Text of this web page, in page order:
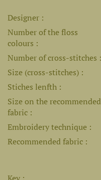
Designer
Number of the floss
colours
Number of cross-stitches
Size (cross-stitches)
Stiches lenfth
Size on the recommended
fabric
Embroidery technique
Recommended fabric